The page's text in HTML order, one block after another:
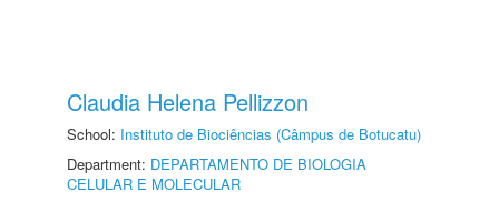
Claudia Helena Pellizzon
School: Instituto de Biociências (Câmpus de Botucatu)
Department: DEPARTAMENTO DE BIOLOGIA
CELULAR E MOLECULAR